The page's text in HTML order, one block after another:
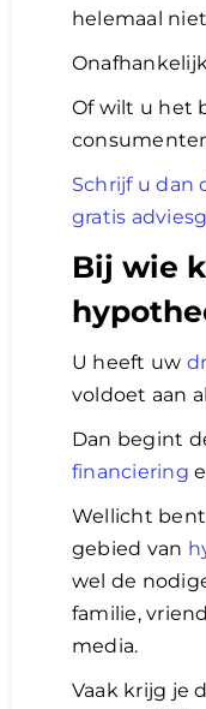
helemaal
Of wilt u het
Schrijf u dan
gratis
Bij wie
U heeft uw
voldoet aan
Dan begint
financiering
Wellicht
gebied van
wel de
familie,
media.
Vaak krijg je